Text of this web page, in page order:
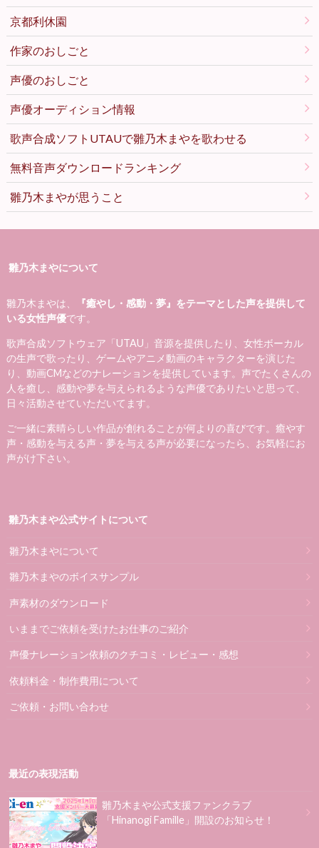
京都利休園
作家のおしごと
声優のおしごと
声優オーディション情報
歌声合成ソフトUTAUで雛乃木まやを歌わせる
無料音声ダウンロードランキング
雛乃木まやが思うこと
雛乃木まやについて
雛乃木まやは、
『癒やし・感動・夢』をテーマとした声を提供して
いる女性声優です。
歌声合成ソフトウェア「UTAU」音源を提供したり、女性ボーカル
の生声で歌ったり、ゲームやアニメ動画のキャラクターを演じた
り、動画CMなどのナレーションを提供しています。声でたくさんの
人を癒し、感動や夢を与えられるような声優でありたいと思って、
日々活動させていただいてます。
ご一緒に素晴らしい作品が創れることが何よりの喜びです。癒やす
声・感動を与える声・夢を与える声が必要になったら、お気軽にお
声がけ下さい。
雛乃木まや公式サイトについて
雛乃木まやについて
雛乃木まやのボイスサンプル
声素材のダウンロード
いままでご依頼を受けたお仕事のご紹介
声優ナレーション依頼のクチコミ・レビュー・感想
依頼料金・制作費用について
ご依頼・お問い合わせ
最近の表現活動
雛乃木まや公式支援ファンクラブ
「Hinanogi Famille」開設のお知らせ！